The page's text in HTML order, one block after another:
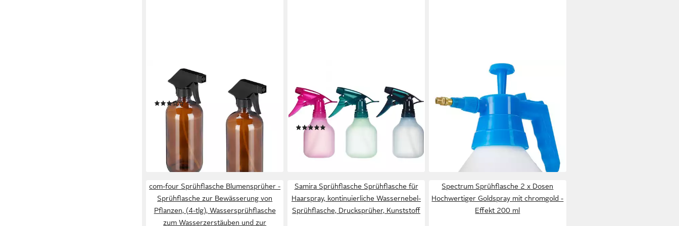
RELAXDAYS
Sprühflasche Glas im 2er Set Brau,
(2er-Set, 2-tlg., 2er Set)
(2)
11,99 € UVP 29,99 €
-60%
lieferbar - in 2-3 Werktagen bei dir
Pflanzen, Blumen, Friseurbedarf
Sprühflaschen, (6-tlg), Ein Sprüher
für alles – präzise, vielseitig, leicht in
der Hand (4)
lieferbar - in 4-5 Werktagen bei dir
Sprühflasche Handsprüher - 1,5 Liter
- Drucksprüher
9,95 €
UVP 12,95 €
lieferbar - in 2-3 Werktagen bei dir
com-four Sprühflasche Blumensprüher -
Sprühflasche zur Bewässerung von
Pflanzen, (4-tlg), Wassersprühflasche
zum Wasserzerstäuben und zur
Samira Sprühflasche Sprühflasche für
Haarspray, kontinuierliche Wassernebel-
Sprühflasche, Drucksprüher, Kunststoff
Spectrum Sprühflasche 2 x Dosen
Hochwertiger Goldspray mit chromgold -
Effekt 200 ml